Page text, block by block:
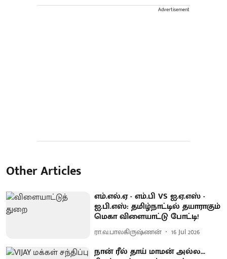
Advertisement
Other Articles
எம்.எல்.ஏ - எம்.பி VS ஐ.ஏ.எஸ் -
ஐ.பி.எஸ்: தமிழ்நாட்டில் தயாராகும்
மெகா விளையாட்டு போட்டி!
ரா.வ.பாலகிருஷ்ணன் 16 Jul 2026
நான் ரீல் தாய் மாமன் அல்ல...